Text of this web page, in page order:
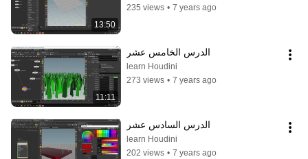
13:50
235 views • 7 years ago
11:11
الدرس الخامس عشر
learn Houdini
273 views • 7 years ago
الدرس السادس عشر
learn Houdini
202 views • 7 years ago